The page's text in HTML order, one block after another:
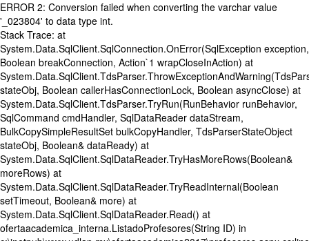
ERROR 2: Conversion failed when converting the varchar value
'_023804' to data type int.
Stack Trace: at
System.Data.SqlClient.SqlConnection.OnError(SqlException exception,
Boolean breakConnection, Action`1 wrapCloseInAction) at
stateObj, Boolean callerHasConnectionLock, Boolean asyncClose) at
System.Data.SqlClient.TdsParser.TryRun(RunBehavior runBehavior,
SqlCommand cmdHandler, SqlDataReader dataStream,
BulkCopySimpleResultSet bulkCopyHandler, TdsParserStateObject
stateObj, Boolean& dataReady) at
System.Data.SqlClient.SqlDataReader.TryHasMoreRows(Boolean&
moreRows) at
System.Data.SqlClient.SqlDataReader.TryReadInternal(Boolean
setTimeout, Boolean& more) at
System.Data.SqlClient.SqlDataReader.Read() at
ofertaacademica_interna.ListadoProfesores(String ID) in